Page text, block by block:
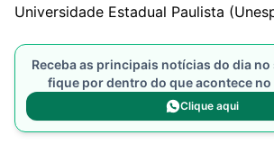
Universidade Estadual Paulista
Receba as principais notícias do dia no
fique por dentro do que acontece
Clique aqui